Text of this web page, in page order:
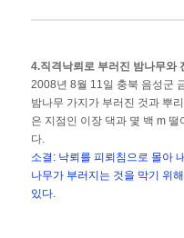
4.직격낙뢰로 부러진 밤나무와
2008년 8월 11일 충북 음성군
밤나무 가지가 부러진 것과 뿌
은 지점인 이장 댁과 몇 백 m
다.
소결: 낙뢰를 피뢰침으로 몰아
나무가 부러지는 것을 막기 위
있다.